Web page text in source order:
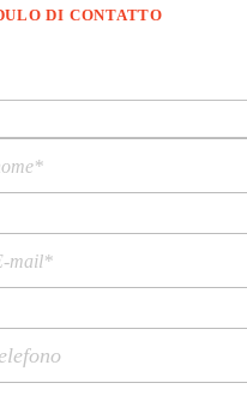
DI CONTATTO